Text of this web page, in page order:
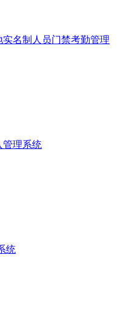
名制人员门禁考勤管理
管理系统
统